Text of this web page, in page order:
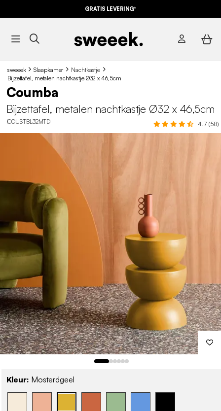
AANBIEDINGEN*MET DE CODE
GRATIS LEVERING*
sweeek Slaapkamer
Nachtkastje
Bijzettafel, metalen nachtkastje Ø32 x 46,5cm
Coumba
Bijzettafel, metalen nachtkastje Ø32 x 46,5cm
ICOUSTBL32MTD 4.7 (58)
Kleur: Mosterdgeel